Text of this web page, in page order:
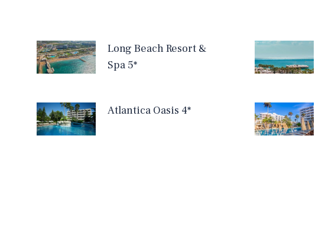
Long Beach Resort &
Spa 5*
Atlantica Oasis 4*